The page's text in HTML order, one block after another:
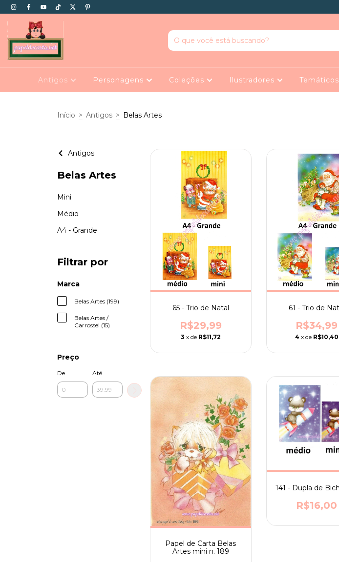
Antigos Personagens Coleções Ilustradores Temáticos
Início > Antigos > Belas Artes
Antigos
Belas Artes
Mini
Médio
A4 - Grande
Filtrar por
Marca
Belas Artes (199)
Belas Artes /
Carrossel (15)
Preço
De Até
65 - Trio de Natal
R$29,99
3 x de R$11,72
61 - Trio de
R$34,99
4 x de R$10,40
Papel de Carta Belas
Artes mini n. 189
141 - Dupla de
R$16,00